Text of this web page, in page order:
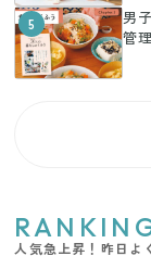
5
男
管
人気急上昇！昨日よ